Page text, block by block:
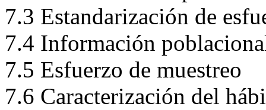
7.3 Estandarización de
7.4 Información
7.5 Esfuerzo de muestreo
7.6 Caracterización del